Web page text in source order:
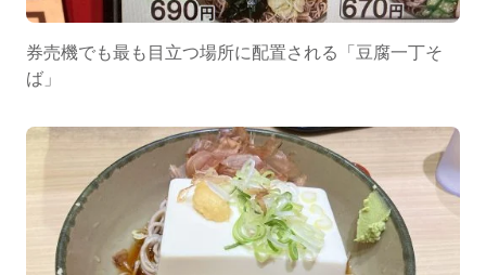
券売機でも最も目立つ場所に配置される「豆腐一丁そ
ば」